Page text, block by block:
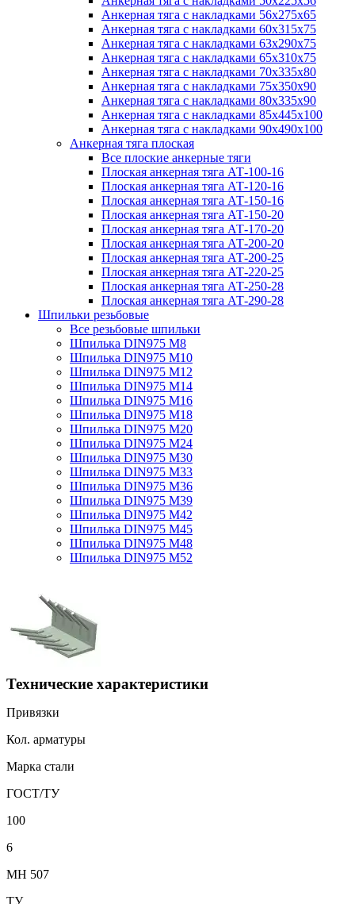
Анкерная тяга с накладками 56x275x65
Анкерная тяга с накладками 60x315x75
Анкерная тяга с накладками 63x290x75
Анкерная тяга с накладками 65x310x75
Анкерная тяга с накладками 70x335x80
Анкерная тяга с накладками 75x350x90
Анкерная тяга с накладками 80x335x90
Анкерная тяга с накладками 85x445x100
Анкерная тяга с накладками 90x490x100
Анкерная тяга плоская
Все плоские анкерные тяги
Плоская анкерная тяга АТ-100-16
Плоская анкерная тяга АТ-120-16
Плоская анкерная тяга АТ-150-16
Плоская анкерная тяга АТ-150-20
Плоская анкерная тяга АТ-170-20
Плоская анкерная тяга АТ-200-20
Плоская анкерная тяга АТ-200-25
Плоская анкерная тяга АТ-220-25
Плоская анкерная тяга АТ-250-28
Плоская анкерная тяга АТ-290-28
Шпильки резьбовые
Все резьбовые шпильки
Шпилька DIN975 М8
Шпилька DIN975 М10
Шпилька DIN975 М12
Шпилька DIN975 М14
Шпилька DIN975 М16
Шпилька DIN975 М18
Шпилька DIN975 М20
Шпилька DIN975 М24
Шпилька DIN975 М30
Шпилька DIN975 М33
Шпилька DIN975 М36
Шпилька DIN975 М39
Шпилька DIN975 М42
Шпилька DIN975 М45
Шпилька DIN975 М48
Шпилька DIN975 М52
Технические характеристики
Привязки
Кол. арматуры
Марка стали
ГОСТ/ТУ
100
6
МН 507
ТУ